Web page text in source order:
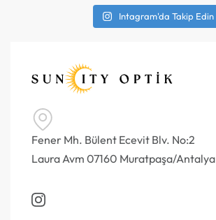
Intagram'da Takip Edin
Fener Mh. Bülent Ecevit Blv. No:2
Laura Avm 07160 Muratpaşa/Antalya